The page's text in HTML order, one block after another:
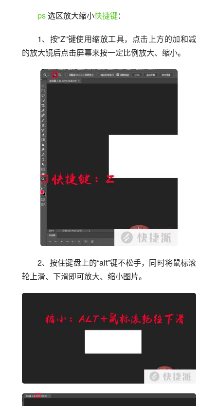
ps 选区放大缩小快捷键：
1、按“Z”键使用缩放工具，点击上方的加和减
的放大镜后点击屏幕来按一定比例放大、缩小。
2、按住键盘上的“alt”键不松手，同时将鼠标滚
轮上滑、下滑即可放大、缩小图片。